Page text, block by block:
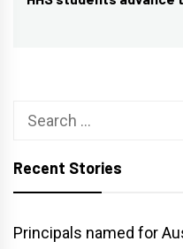
Search
Recent Stories
Principals named for